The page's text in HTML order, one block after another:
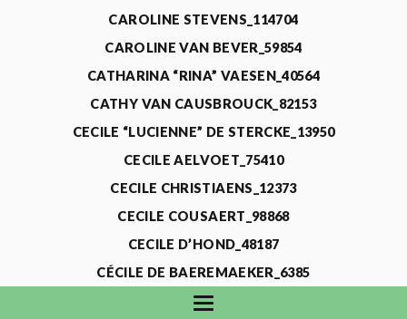
CAROLINE STEVENS_114704
CAROLINE VAN BEVER_59854
CATHARINA “RINA” VAESEN_40564
CATHY VAN CAUSBROUCK_82153
CECILE “LUCIENNE” DE STERCKE_13950
CECILE AELVOET_75410
CECILE CHRISTIAENS_12373
CECILE COUSAERT_98868
CECILE D’HOND_48187
CÉCILE DE BAEREMAEKER_6385
CECILE DE WAELE_4731